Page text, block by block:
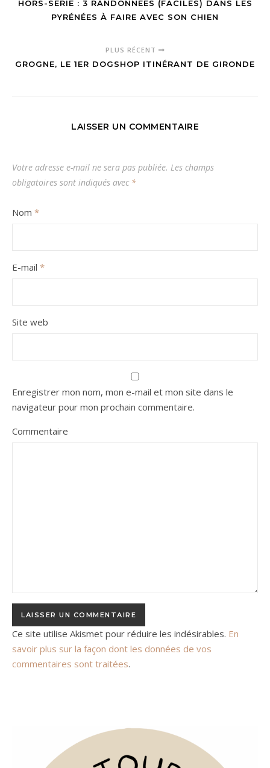
HORS-SÉRIE : 3 RANDONNÉES (FACILES) DANS LES
PYRÉNÉES À FAIRE AVEC SON CHIEN
PLUS RÉCENT
GROGNE, LE 1ER DOGSHOP ITINÉRANT DE GIRONDE
LAISSER UN COMMENTAIRE
Votre adresse e-mail ne sera pas publiée. Les champs
obligatoires sont indiqués avec *
Nom *
E-mail *
Site web
Enregistrer mon nom, mon e-mail et mon site dans le
navigateur pour mon prochain commentaire.
Commentaire
Ce site utilise Akismet pour réduire les indésirables. En
savoir plus sur la façon dont les données de vos
commentaires sont traitées.